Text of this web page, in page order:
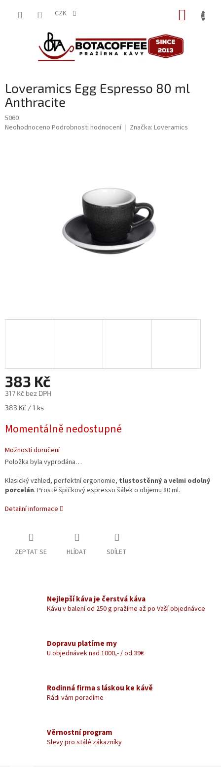
CZK
Loveramics Egg Espresso 80 ml
Anthracite
5060
Průměrné
Neohodnoceno Podrobnosti hodnocení Značka: Loveramics
383 Kč
317 Kč bez DPH
Měrná
383 Kč / 1 ks
Momentálně nedostupné
Možnosti doručení
Položka byla vyprodána…
Klasický vzhled, perfektní ergonomie, tlustostěnný a velmi odolný
porcelán. Prostě špičkový espresso šálek o objemu 80 ml.
Detailní informace
ZEPTAT SE HLÍDAT SDÍLET
Nejlepší káva je čerstvá káva
Kávu v balení od 250 g pražíme až po Vaší objednávce
Dopravu platíme my
U objednávek nad 1000,- / od 39€
Rodinná firma s láskou ke kávě
Rádi vám poradíme
Věrnostní program
Slevy pro stálé zákazníky